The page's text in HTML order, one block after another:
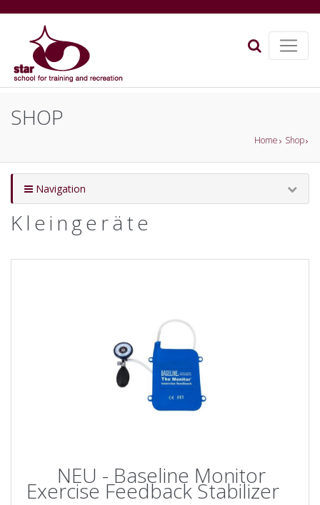
SHOP
Home Shop
Navigation
Kleingeräte
NEU - Baseline Monitor
Exercise Feedback Stabilizer